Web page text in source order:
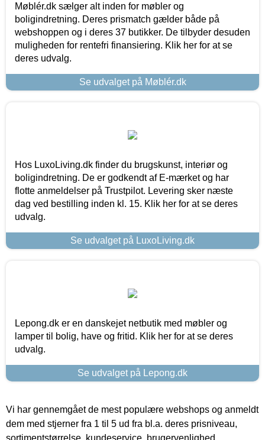
Møblér.dk sælger alt inden for møbler og
boligindretning. Deres prismatch gælder både på
webshoppen og i deres 37 butikker. De tilbyder desuden
muligheden for rentefri finansiering. Klik her for at se
deres udvalg.
Se udvalget på Møblér.dk
Hos LuxoLiving.dk finder du brugskunst, interiør og
boligindretning. De er godkendt af E-mærket og har
flotte anmeldelser på Trustpilot. Levering sker næste
dag ved bestilling inden kl. 15. Klik her for at se deres
udvalg.
Se udvalget på LuxoLiving.dk
Lepong.dk er en danskejet netbutik med møbler og
lamper til bolig, have og fritid. Klik her for at se deres
udvalg.
Se udvalget på Lepong.dk
Vi har gennemgået de mest populære webshops og anmeldt
dem med stjerner fra 1 til 5 ud fra bl.a. deres prisniveau,
sortimentstørrelse, kundeservice, brugervenlighed,